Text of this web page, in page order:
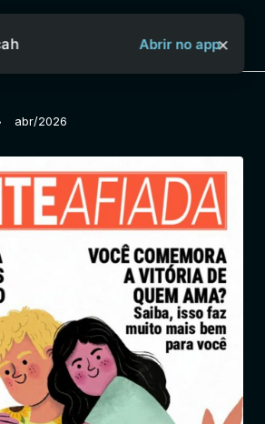
Sobre o Aya Bancah
Início
Revistas
Jornais
Notícias
Abrir no app×
abr/2026